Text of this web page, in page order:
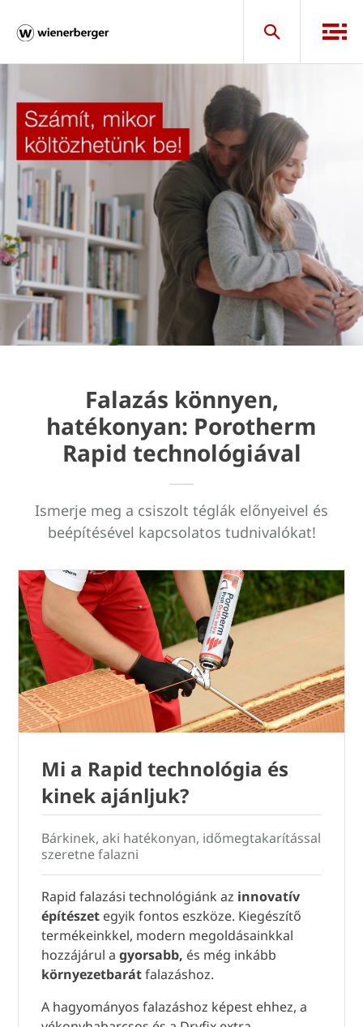
Falazás könnyen,
hatékonyan: Porotherm
Rapid technológiával
Ismerje meg a csiszolt téglák előnyeivel és
beépítésével kapcsolatos tudnivalókat!
Mi a Rapid technológia és
kinek ajánljuk?
Bárkinek, aki hatékonyan, időmegtakarítással
szeretne falazni
Rapid falazási technológiánk az innovatív
építészet egyik fontos eszköze. Kiegészítő
termékeinkkel, modern megoldásainkkal
hozzájárul a gyorsabb, és még inkább
környezetbarátfalazáshoz.
A hagyományos falazáshoz képest ehhez, a